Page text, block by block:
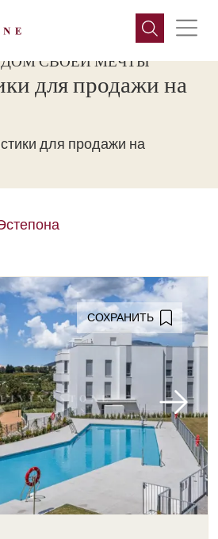
СВОЕЙ МЕЧТЫ
для продажи на
для продажи на
СОХРАНИТЬ